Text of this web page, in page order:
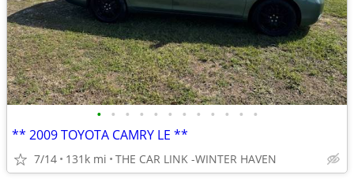
• • • • • • • • • • • •
** 2009 TOYOTA CAMRY LE **
7/14 131k mi THE CAR LINK -WINTER HAVEN